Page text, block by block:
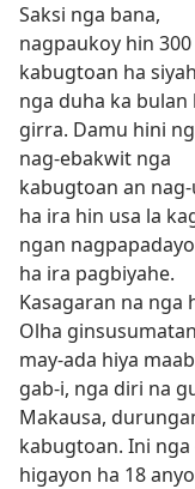
Saksi nga bana,
nagpaukoy hin
kabugtoan ha
nga duha ka bulan
girra. Damu hini
nag-ebakwit nga
kabugtoan an
ha ira hin usa la
ngan
ha ira pagbiyahe.
Kasagaran na nga
Olha
may-ada hiya
gab-i, nga diri na
Makausa,
kabugtoan. Ini
higayon ha 18